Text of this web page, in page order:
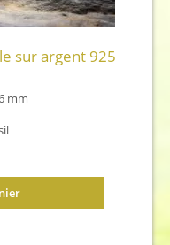
sur argent 925
mm